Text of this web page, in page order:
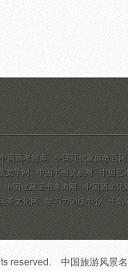
中国高考智库 中国现代家庭教育网
文学网 中国书画交易网 中国艺
中国收藏证书查询网 中国酒文化
茶文化网 学习力训练中心 千岛
reserved. 中国旅游风景